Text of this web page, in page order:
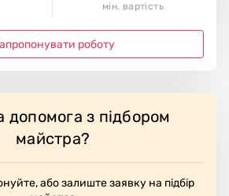
мін. вартість
роботу
допомога з підбором
майстра?
або залиште заявку на підбір